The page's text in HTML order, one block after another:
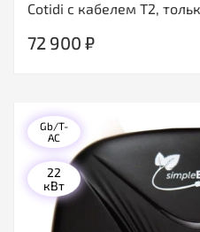
Cotidi с кабелем Т2,
72 900 ₽
Gb/T-
AC
22
кВт